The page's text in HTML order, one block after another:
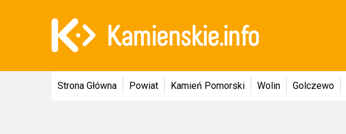
Strona Główna Powiat Kamień Pomorski Wolin Golczewo